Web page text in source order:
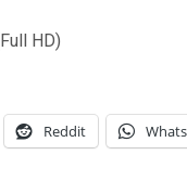
HD)
Reddit